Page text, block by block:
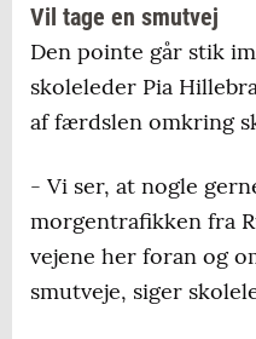
Vil tage en smutvej
Den pointe går stik
skoleleder Pia
af færdslen omkring
- Vi ser, at nogle
morgentrafikken fra
vejene her foran og
smutveje, siger